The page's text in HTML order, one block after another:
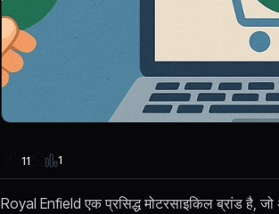
11 1
Royal Enfield एक प्रसिद्ध मोटरसाइकिल ब्रांड है,